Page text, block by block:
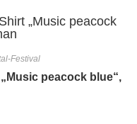
Festival
peacock blue“,